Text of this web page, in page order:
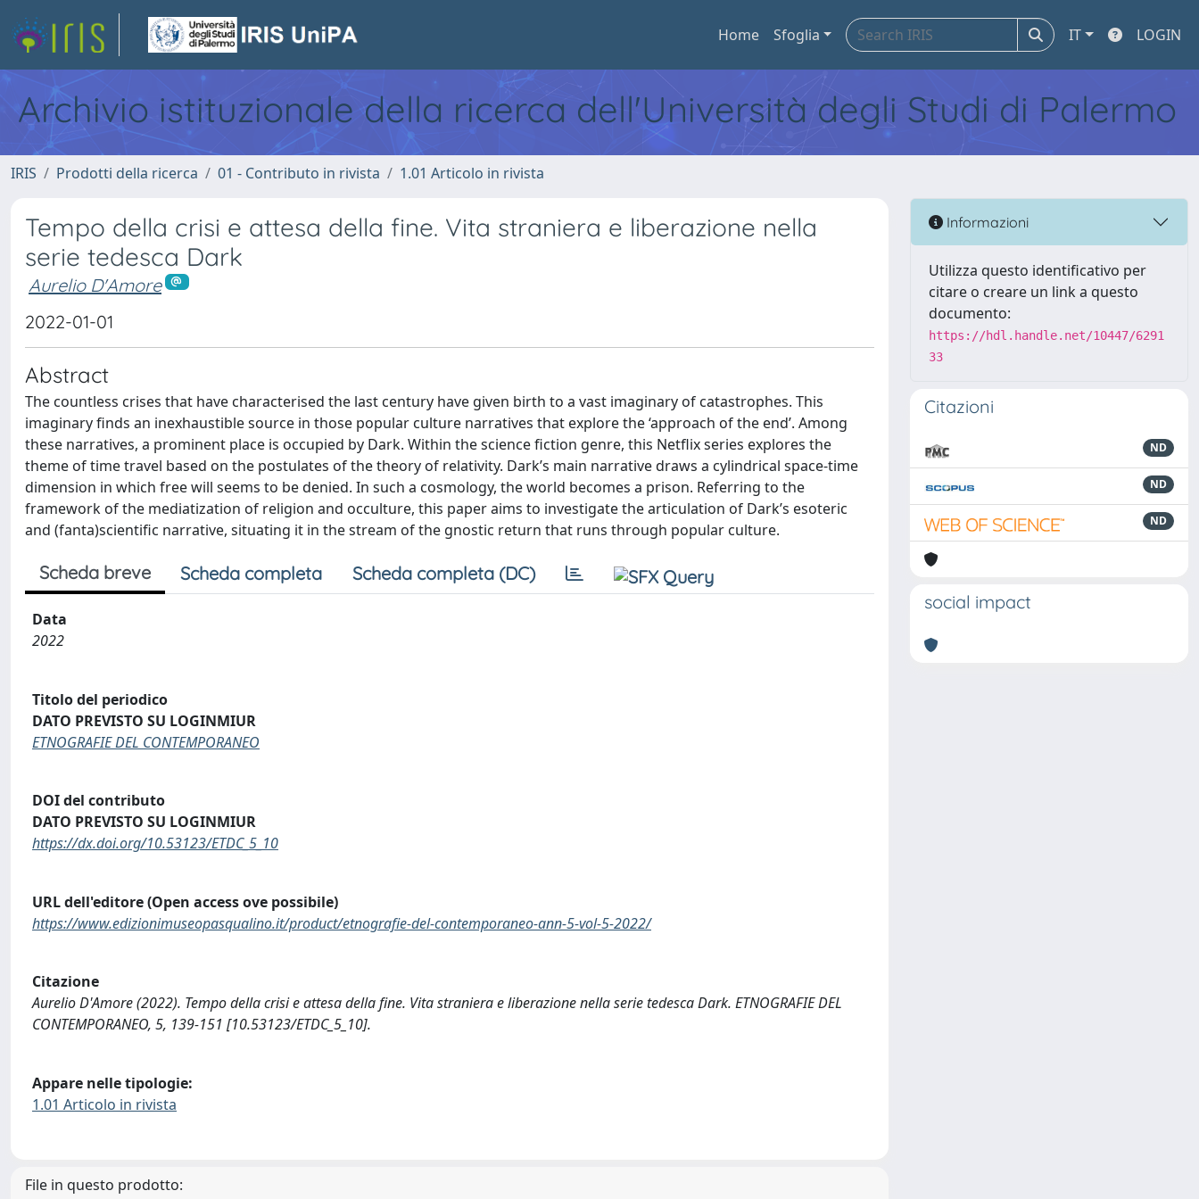
Home Sfoglia IT LOGIN
Archivio istituzionale della ricerca dell'Università degli Studi di Palermo
IRIS Prodotti della ricerca 01 - Contributo in rivista 1.01 Articolo in rivista
Tempo della crisi e attesa della fine. Vita straniera e liberazione nella
serie tedesca Dark
Aurelio D'Amore
2022-01-01
Abstract
The countless crises that have characterised the last century have given birth to a vast imaginary of catastrophes. This
imaginary finds an inexhaustible source in those popular culture narratives that explore the ‘approach of the end’. Among
these narratives, a prominent place is occupied by Dark. Within the science fiction genre, this Netflix series explores the
theme of time travel based on the postulates of the theory of relativity. Dark’s main narrative draws a cylindrical space-time
dimension in which free will seems to be denied. In such a cosmology, the world becomes a prison. Referring to the
framework of the mediatization of religion and occulture, this paper aims to investigate the articulation of Dark’s esoteric
and (fanta)scientific narrative, situating it in the stream of the gnostic return that runs through popular culture.
Scheda breve Scheda completa Scheda completa (DC)
Data
2022
Titolo del periodico
DATO PREVISTO SU LOGINMIUR
ETNOGRAFIE DEL CONTEMPORANEO
DOI del contributo
DATO PREVISTO SU LOGINMIUR
https://dx.doi.org/10.53123/ETDC_5_10
URL dell'editore (Open access ove possibile)
https://www.edizionimuseopasqualino.it/product/etnografie-del-contemporaneo-ann-5-vol-5-2022/
Citazione
Aurelio D'Amore (2022). Tempo della crisi e attesa della fine. Vita straniera e liberazione nella serie tedesca Dark. ETNOGRAFIE DEL
CONTEMPORANEO, 5, 139-151 [10.53123/ETDC_5_10].
Appare nelle tipologie:
1.01 Articolo in rivista
File in questo prodotto:
Informazioni
Utilizza questo identificativo per
citare o creare un link a questo
documento:
https://hdl.handle.net/10447/6291
33
Citazioni
ND
ND
ND
social impact